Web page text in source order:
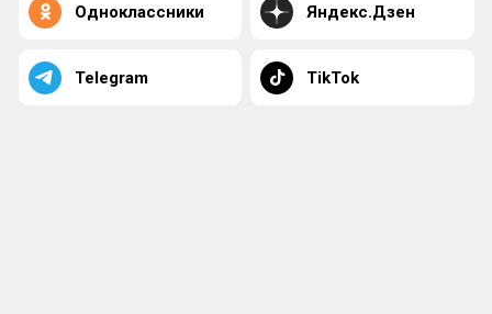
Одноклассники Яндекс.Дзен
Telegram TikTok